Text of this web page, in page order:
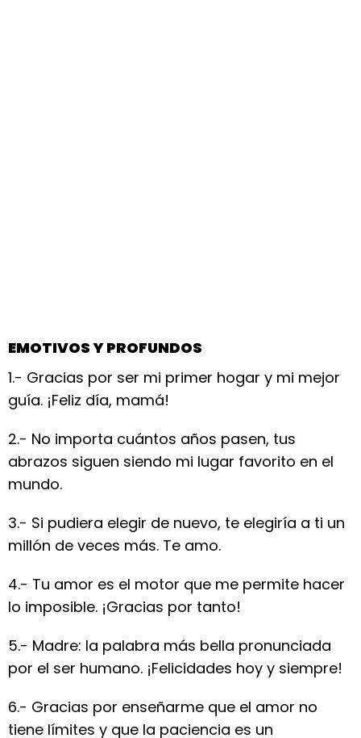
EMOTIVOS Y PROFUNDOS
1.- Gracias por ser mi primer hogar y mi mejor
guía. ¡Feliz día, mamá!
2.- No importa cuántos años pasen, tus
abrazos siguen siendo mi lugar favorito en el
mundo.
3.- Si pudiera elegir de nuevo, te elegiría a ti un
millón de veces más. Te amo.
4.- Tu amor es el motor que me permite hacer
lo imposible. ¡Gracias por tanto!
5.- Madre: la palabra más bella pronunciada
por el ser humano. ¡Felicidades hoy y siempre!
6.- Gracias por enseñarme que el amor no
tiene límites y que la paciencia es un